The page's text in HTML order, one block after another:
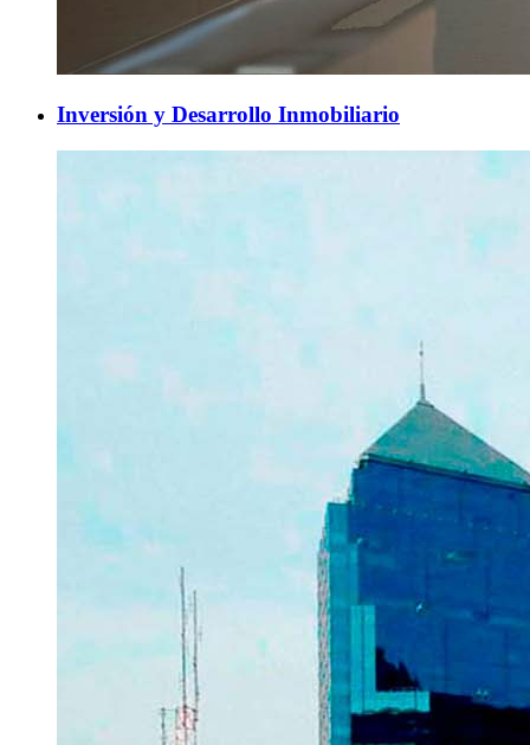
Inversión y Desarrollo Inmobiliario